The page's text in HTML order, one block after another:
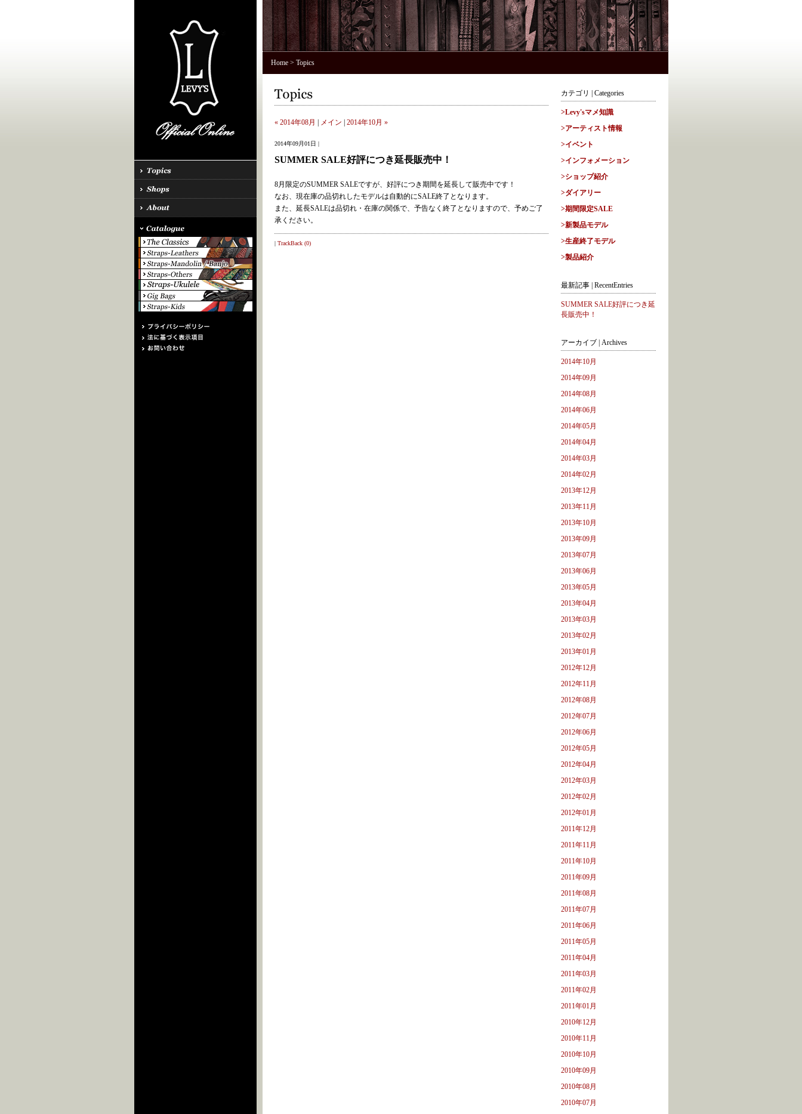
Home> Topics
« 2014年08月 メイン 2014年10月 »
2014年09月01日 |
SUMMER SALE好評につき延長販売中！
8月限定のSUMMER SALEですが、好評につき期間を延長して販売中です！
なお、現在庫の品切れしたモデルは自動的にSALE終了となります。
また、延長SALEは品切れ・在庫の関係で、予告なく終了となりますので、予めご了
承ください。
| TrackBack (0)
カテゴリ | Categories
>Levy'sマメ知識
>アーティスト情報
>イベント
>インフォメーション
>ショップ紹介
>ダイアリー
>期間限定SALE
>新製品モデル
>生産終了モデル
>製品紹介
最新記事 | RecentEntries
SUMMER SALE好評につき延
長販売中！
アーカイブ | Archives
2014年10月
2014年09月
2014年08月
2014年06月
2014年05月
2014年04月
2014年03月
2014年02月
2013年12月
2013年11月
2013年10月
2013年09月
2013年07月
2013年06月
2013年05月
2013年04月
2013年03月
2013年02月
2013年01月
2012年12月
2012年11月
2012年08月
2012年07月
2012年06月
2012年05月
2012年04月
2012年03月
2012年02月
2012年01月
2011年12月
2011年11月
2011年10月
2011年09月
2011年08月
2011年07月
2011年06月
2011年05月
2011年04月
2011年03月
2011年02月
2011年01月
2010年12月
2010年11月
2010年10月
2010年09月
2010年08月
2010年07月